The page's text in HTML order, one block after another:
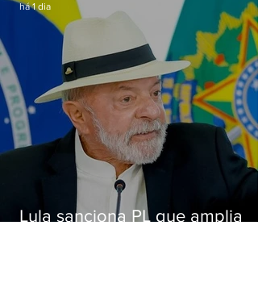
Lula sanciona PL que amplia
há 1 dia